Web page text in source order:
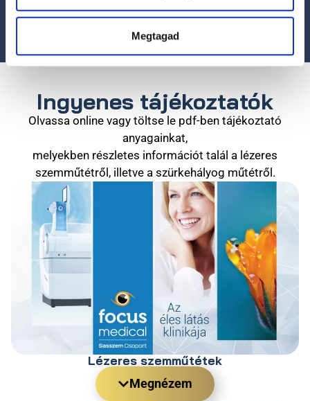
Megtagad
Ingyenes tájékoztatók
Olvassa online vagy töltse le pdf-ben tájékoztató
anyagainkat,
melyekben részletes információt talál a lézeres
szemműtétről, illetve a szürkehályog műtétről.
Lézeres szemműtétek
Megnézem